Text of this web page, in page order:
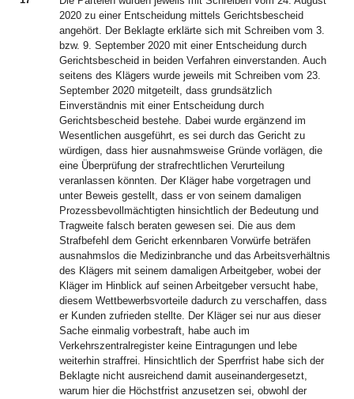
2020 zu einer Entscheidung mittels Gerichtsbescheid
angehört. Der Beklagte erklärte sich mit Schreiben vom 3.
bzw. 9. September 2020 mit einer Entscheidung durch
Gerichtsbescheid in beiden Verfahren einverstanden. Auch
seitens des Klägers wurde jeweils mit Schreiben vom 23.
September 2020 mitgeteilt, dass grundsätzlich
Einverständnis mit einer Entscheidung durch
Gerichtsbescheid bestehe. Dabei wurde ergänzend im
Wesentlichen ausgeführt, es sei durch das Gericht zu
würdigen, dass hier ausnahmsweise Gründe vorlägen, die
eine Überprüfung der strafrechtlichen Verurteilung
veranlassen könnten. Der Kläger habe vorgetragen und
unter Beweis gestellt, dass er von seinem damaligen
Prozessbevollmächtigten hinsichtlich der Bedeutung und
Tragweite falsch beraten gewesen sei. Die aus dem
Strafbefehl dem Gericht erkennbaren Vorwürfe beträfen
ausnahmslos die Medizinbranche und das Arbeitsverhältnis
des Klägers mit seinem damaligen Arbeitgeber, wobei der
Kläger im Hinblick auf seinen Arbeitgeber versucht habe,
diesem Wettbewerbsvorteile dadurch zu verschaffen, dass
er Kunden zufrieden stellte. Der Kläger sei nur aus dieser
Sache einmalig vorbestraft, habe auch im
Verkehrszentralregister keine Eintragungen und lebe
weiterhin straffrei. Hinsichtlich der Sperrfrist habe sich der
Beklagte nicht ausreichend damit auseinandergesetzt,
warum hier die Höchstfrist anzusetzen sei, obwohl der